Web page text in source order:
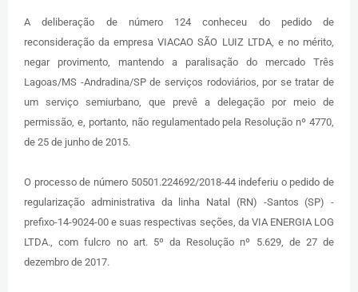
A deliberação de número 124 conheceu do pedido de
reconsideração da empresa VIACAO SÃO LUIZ LTDA, e no mérito,
negar provimento, mantendo a paralisação do mercado Três
Lagoas/MS -Andradina/SP de serviços rodoviários, por se tratar de
um serviço semiurbano, que prevê a delegação por meio de
permissão, e, portanto, não regulamentado pela Resolução nº 4770,
de 25 de junho de 2015.
O processo de número 50501.224692/2018-44 indeferiu o pedido de
regularização administrativa da linha Natal (RN) -Santos (SP) -
prefixo-14-9024-00 e suas respectivas seções, da VIA ENERGIA LOG
LTDA., com fulcro no art. 5º da Resolução nº 5.629, de 27 de
dezembro de 2017.